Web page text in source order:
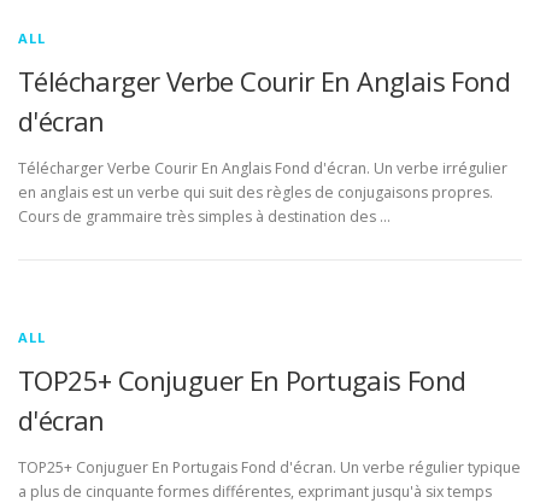
ALL
Télécharger Verbe Courir En Anglais Fond
d'écran
Télécharger Verbe Courir En Anglais Fond d'écran. Un verbe irrégulier
en anglais est un verbe qui suit des règles de conjugaisons propres.
Cours de grammaire très simples à destination des …
ALL
TOP25+ Conjuguer En Portugais Fond
d'écran
TOP25+ Conjuguer En Portugais Fond d'écran. Un verbe régulier typique
a plus de cinquante formes différentes, exprimant jusqu'à six temps